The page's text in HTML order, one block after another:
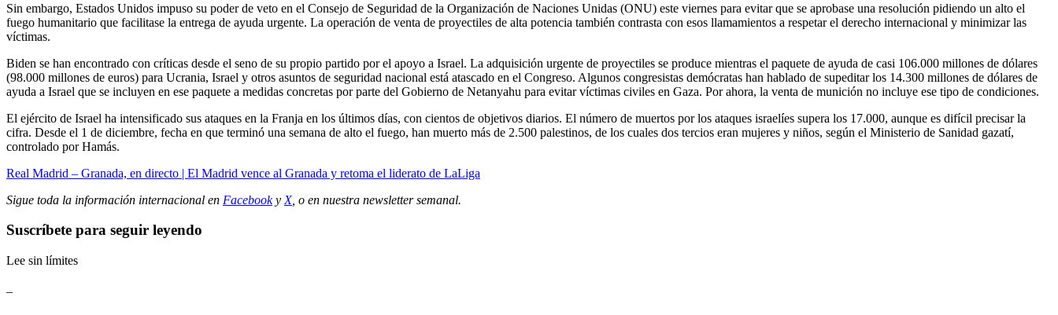
Sin embargo, Estados Unidos impuso su poder de veto en el Consejo de Seguridad de la Organización de Naciones Unidas (ONU) este viernes para evitar que se aprobase una resolución pidiendo un alto el
fuego humanitario que facilitase la entrega de ayuda urgente. La operación de venta de proyectiles de alta potencia también contrasta con esos llamamientos a respetar el derecho internacional y minimizar las
víctimas.
Biden se han encontrado con críticas desde el seno de su propio partido por el apoyo a Israel. La adquisición urgente de proyectiles se produce mientras el paquete de ayuda de casi 106.000 millones de dólares
(98.000 millones de euros) para Ucrania, Israel y otros asuntos de seguridad nacional está atascado en el Congreso. Algunos congresistas demócratas han hablado de supeditar los 14.300 millones de dólares de
ayuda a Israel que se incluyen en ese paquete a medidas concretas por parte del Gobierno de Netanyahu para evitar víctimas civiles en Gaza. Por ahora, la venta de munición no incluye ese tipo de condiciones.
El ejército de Israel ha intensificado sus ataques en la Franja en los últimos días, con cientos de objetivos diarios. El número de muertos por los ataques israelíes supera los 17.000, aunque es difícil precisar la
cifra. Desde el 1 de diciembre, fecha en que terminó una semana de alto el fuego, han muerto más de 2.500 palestinos, de los cuales dos tercios eran mujeres y niños, según el Ministerio de Sanidad gazatí,
controlado por Hamás.
Real Madrid – Granada, en directo | El Madrid vence al Granada y retoma el liderato de LaLiga
Sigue toda la información internacional en Facebooky X, o en nuestra newsletter semanal.
Suscríbete para seguir leyendo
Lee sin límites